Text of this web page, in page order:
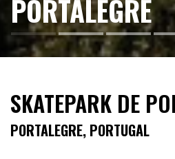
PORTALEGRE
SKATEPARK DE
PORTALEGRE, PORTUGAL